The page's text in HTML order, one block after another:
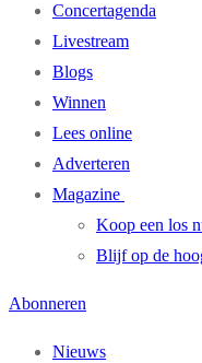
Concertagenda
Livestream
Blogs
Winnen
Lees online
Adverteren
Magazine
Koop een los
Blijf op de
Abonneren
Nieuws